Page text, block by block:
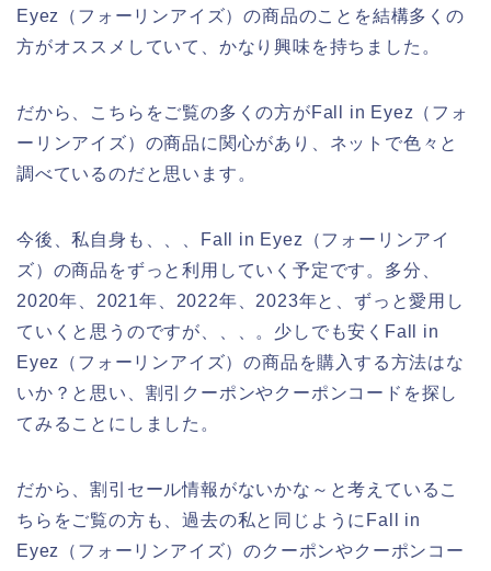
Eyez（フォーリンアイズ）の商品のことを結構多くの
方がオススメしていて、かなり興味を持ちました。
だから、こちらをご覧の多くの方がFall in Eyez（フォ
ーリンアイズ）の商品に関心があり、ネットで色々と
調べているのだと思います。
今後、私自身も、、、Fall in Eyez（フォーリンアイ
ズ）の商品をずっと利用していく予定です。多分、
2020年、2021年、2022年、2023年と、ずっと愛用し
ていくと思うのですが、、、。少しでも安くFall in
Eyez（フォーリンアイズ）の商品を購入する方法はな
いか？と思い、割引クーポンやクーポンコードを探し
てみることにしました。
だから、割引セール情報がないかな～と考えているこ
ちらをご覧の方も、過去の私と同じようにFall in
Eyez（フォーリンアイズ）のクーポンやクーポンコー